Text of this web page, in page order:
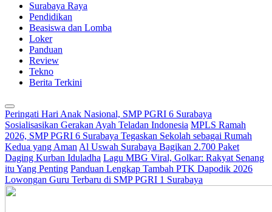
Surabaya Raya
Pendidikan
Beasiswa dan Lomba
Loker
Panduan
Review
Tekno
Berita Terkini
Peringati Hari Anak Nasional, SMP PGRI 6 Surabaya
Sosialisasikan Gerakan Ayah Teladan Indonesia MPLS Ramah
2026, SMP PGRI 6 Surabaya Tegaskan Sekolah sebagai Rumah
Kedua yang Aman Al Uswah Surabaya Bagikan 2.700 Paket
Daging Kurban Iduladha Lagu MBG Viral, Golkar: Rakyat Senang
itu Yang Penting Panduan Lengkap Tambah PTK Dapodik 2026
Lowongan Guru Terbaru di SMP PGRI 1 Surabaya